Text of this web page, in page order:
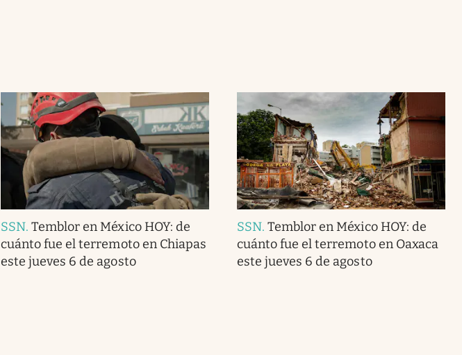
SSN.Temblor en México HOY: de
cuánto fue el terremoto en Chiapas
este jueves 6 de agosto
SSN.Temblor en México HOY: de
cuánto fue el terremoto en Oaxaca
este jueves 6 de agosto